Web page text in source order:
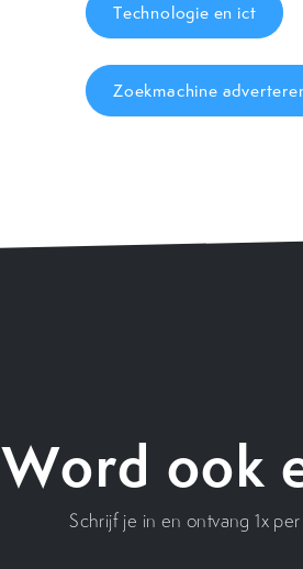
Technologie en ict
Zoekmachine
Word ook
Schrijf je in en ontvang 1x